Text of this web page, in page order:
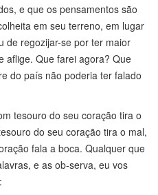
e que os pensamentos são
em seu terreno, em lugar
de regozijar-se por ter maior
aflige. Que farei agora? Que
do país não poderia ter falado
tesouro do seu coração tira o
do seu coração tira o mal,
fala a boca. Qualquer que
e as ob-serva, eu vos